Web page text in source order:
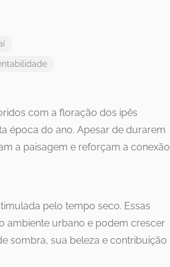
com a floração dos ipês
época do ano. Apesar de durarem
a paisagem e reforçam a conexão
pelo tempo seco. Essas
ambiente urbano e podem crescer
sombra, sua beleza e contribuição